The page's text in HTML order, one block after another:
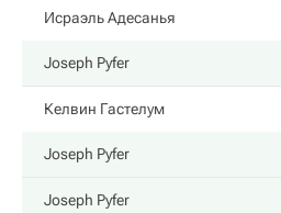
Исраэль Адесанья
Joseph Pyfer
Келвин Гастелум
Joseph Pyfer
Joseph Pyfer